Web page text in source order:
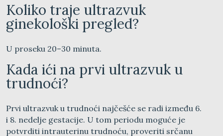
Koliko traje ultrazvuk
ginekološki pregled?
U proseku 20–30 minuta.
Kada ići na prvi ultrazvuk u
trudnoći?
Prvi ultrazvuk u trudnoći najčešće se radi između 6.
i 8. nedelje gestacije. U tom periodu moguće je
potvrditi intrauterinu trudnoću, proveriti srčanu